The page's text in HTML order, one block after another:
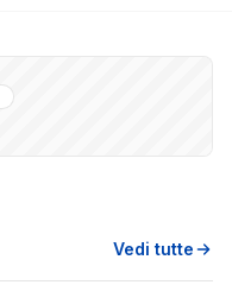
Vedi tutte